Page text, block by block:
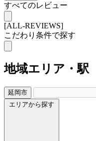
すべてのレビュー
[ALL-REVIEWS]
こだわり条件で探す
地域エリア・駅
延岡市
エリアから探す